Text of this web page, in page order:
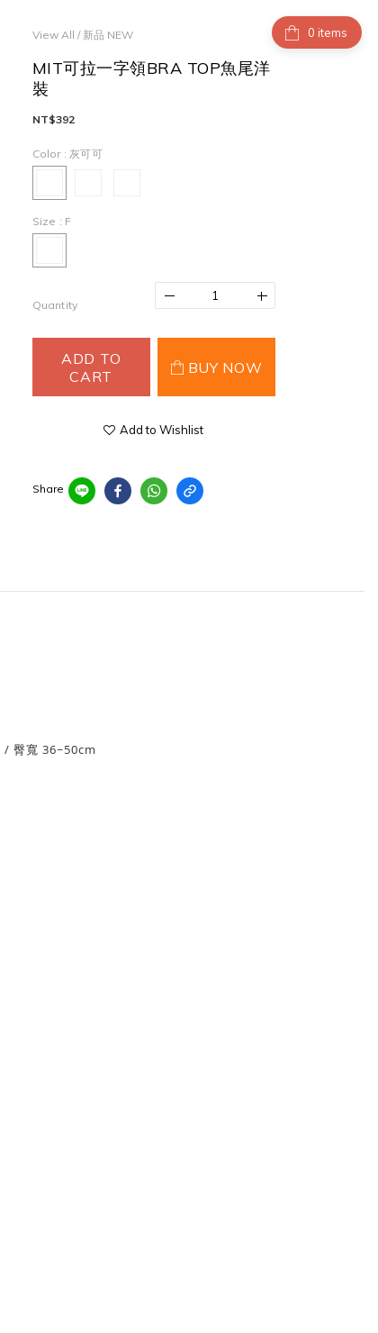
items
View All / 新品 NEW
MIT可拉一字領BRA TOP魚尾洋
裝
NT$392
Color : 灰可可
Size : F
Quantity
ADD TO
CART
BUY NOW
Add to Wishlist
Share
/ 臀寬 36~50cm